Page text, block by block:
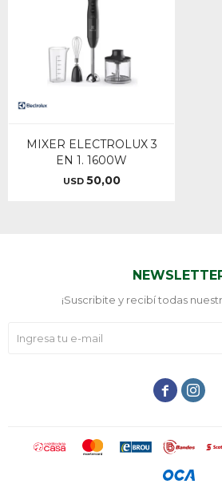
MIXER ELECTROLUX 3
EN 1. 1600W
USD 50,00
¡Suscribite y recibí todas
 